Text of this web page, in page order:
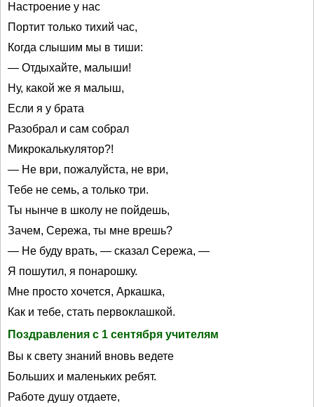
Настроение у нас
Портит только тихий час,
Когда слышим мы в тиши:
— Отдыхайте, малыши!
Ну, какой же я малыш,
Если я у брата
Разобрал и сам собрал
Микрокалькулятор?!
— Не ври, пожалуйста, не ври,
Тебе не семь, а только три.
Ты нынче в школу не пойдешь,
Зачем, Сережа, ты мне врешь?
— Не буду врать, — сказал Сережа, —
Я пошутил, я понарошку.
Мне просто хочется, Аркашка,
Как и тебе, стать первоклашкой.
Поздравления с 1 сентября учителям
Вы к свету знаний вновь ведете
Больших и маленьких ребят.
Работе душу отдаете,